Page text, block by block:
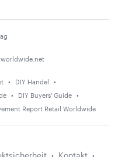
DIY Handel
DIY Buyers' Guide
Report Retail Worldwide
Kontakt